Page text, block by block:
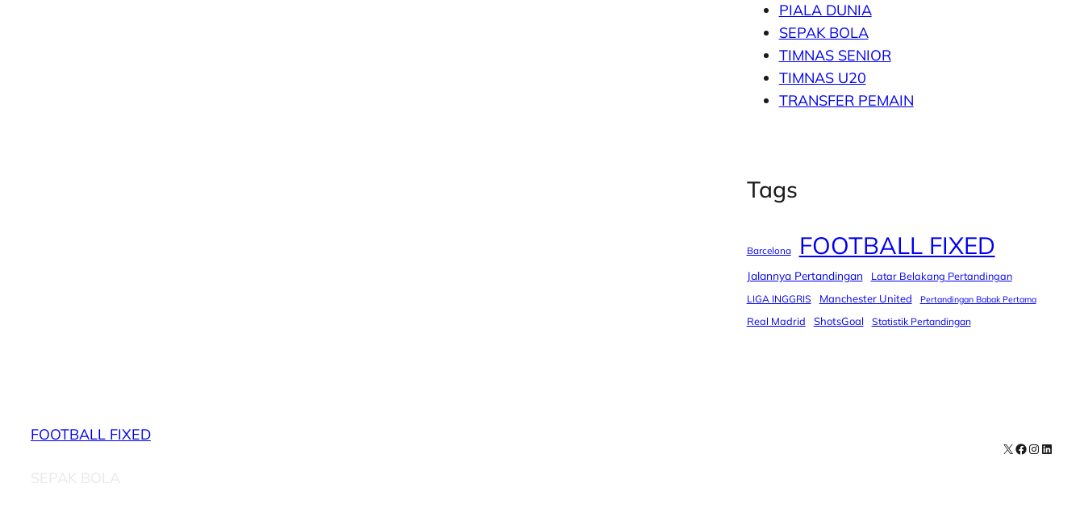
PIALA DUNIA
SEPAK BOLA
TIMNAS SENIOR
TIMNAS U20
TRANSFER PEMAIN
Tags
Barcelona FOOTBALL FIXED
Jalannya Pertandingan Latar Belakang Pertandingan
LIGA INGGRIS Manchester United Pertandingan Babak Pertama
Real Madrid ShotsGoal Statistik Pertandingan
FOOTBALL FIXED
SEPAK BOLA
X Facebook